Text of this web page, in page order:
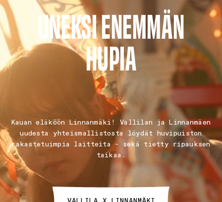
UNEKSI ENEMMÄN
HUPIA
Kauan eläköön Linnanmäki! Vallilan ja Linnanmäen
uudesta yhteismallistosta löydät huvipuiston
rakastetuimpia laitteita – sekä tietty ripauksen
taikaa.